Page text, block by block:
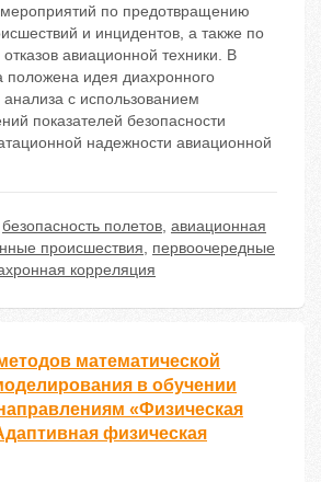
по предотвращению
и инцидентов, а также по
авиационной техники. В
положена идея диахронного
с использованием
показателей безопасности
надежности авиационной
безопасность полетов, авиационная
происшествия, первоочередные
корреляция
математической
в обучении
«Физическая
физическая